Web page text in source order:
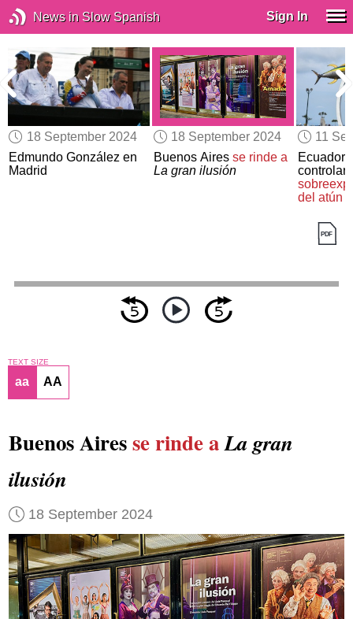
News in Slow Spanish Sign In
18 September 2024
Edmundo González en
Madrid
18 September 2024
Buenos Aires se rinde a
La gran ilusión
11
Ecuador
controlar
del atún
TEXT SIZE
aa AA
Buenos Airesse rinde aLa gran
ilusión
18 September 2024